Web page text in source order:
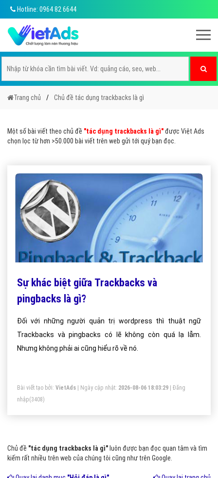
Hotline: 0964 82 6644
Trang chủ Chủ đề tác dụng trackbacks là gì
Một số bài viết theo chủ đề "tác dụng trackbacks là gì"được Việt Ads
chọn lọc từ hơn >50.000 bài viết trên web gửi tới quý bạn đọc.
Sự khác biệt giữa Trackbacks và
pingbacks là gì?
Đối với những người quản trị wordpress thì thuật ngữ
Trackbacks và pingbacks có lẽ không còn quá lạ lẫm.
Nhưng không phải ai cũng hiểu rõ về nó.
Bài viết tạo bởi: VietAds | Ngày cập nhật: 2026-08-06 18:03:29
Đăng
nhập(3408)
Chủ đề "tác dụng trackbacks là gì" luôn được bạn đọc quan tâm và tìm
kiếm rất nhiều trên web của chúng tôi cũng như trên Google.